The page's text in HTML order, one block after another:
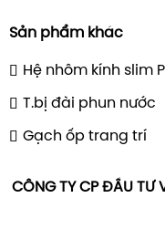
Sản phẩm khác
Hệ nhôm kính slim
T.bị đài phun nước
Gạch ốp trang trí
CÔNG TY CP ĐẦU TƯ